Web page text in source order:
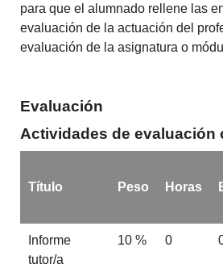
para que el alumnado rellene las
evaluación de la actuación del
evaluación de la asignatura o
Evaluación
Actividades de evaluación
Título Peso Horas
Informe
tutor/a
10 % 0